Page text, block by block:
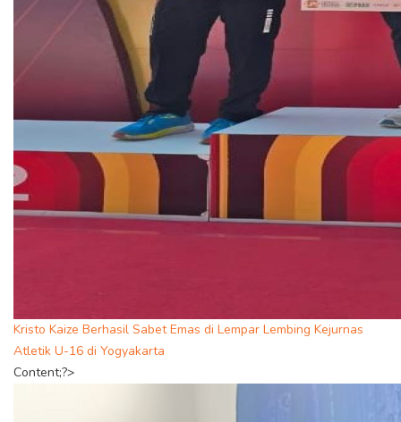
Kristo Kaize Berhasil Sabet Emas di Lempar Lembing Kejurnas
Atletik U-16 di Yogyakarta
Content;?>